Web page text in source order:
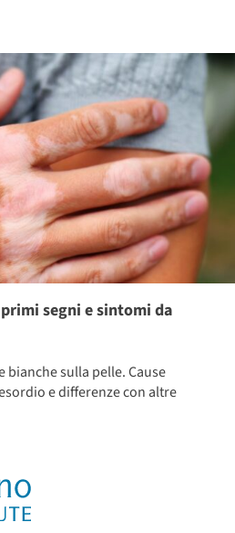
segni e sintomi da
bianche sulla pelle. Cause
e differenze con altre